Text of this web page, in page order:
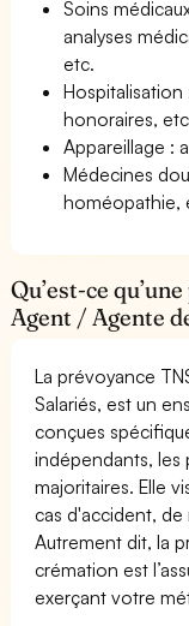
Soins
analyses
etc.
Hospitalisation
honoraires,
Appareillage :
Médecines
homéopathie,
Qu’est-ce
Agent / Agente
La prévoyance
Salariés, est un
conçues
indépendants, les
majoritaires. Elle
cas d'accident,
Autrement dit, la
crémation est
exerçant votre